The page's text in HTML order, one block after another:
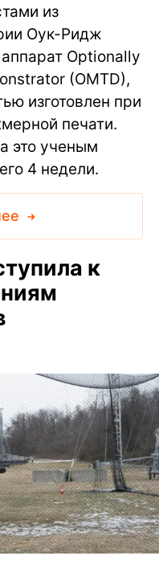
из
Оук-Ридж
Optionally
(OMTD),
изготовлен при
печати.
это ученым
4 недели.
к